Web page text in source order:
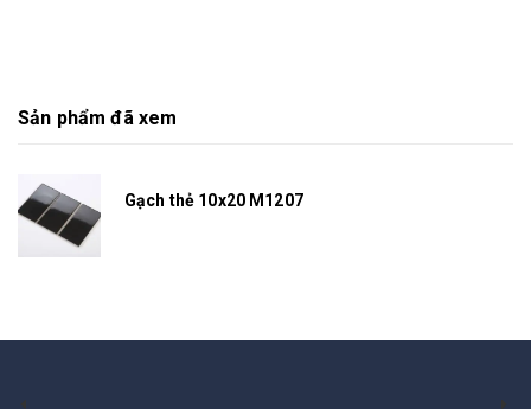
Sản phẩm đã xem
Gạch thẻ 10x20 M1207